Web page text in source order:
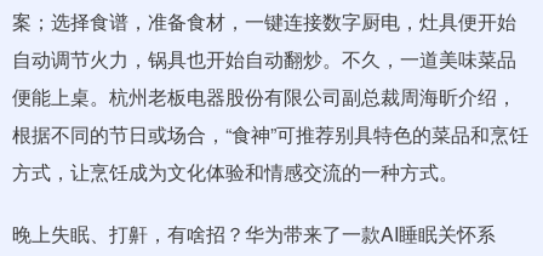
案；选择食谱，准备食材，一键连接数字厨电，灶具便开始
自动调节火力，锅具也开始自动翻炒。不久，一道美味菜品
便能上桌。杭州老板电器股份有限公司副总裁周海昕介绍，
根据不同的节日或场合，“食神”可推荐别具特色的菜品和烹饪
方式，让烹饪成为文化体验和情感交流的一种方式。
晚上失眠、打鼾，有啥招？华为带来了一款AI睡眠关怀系